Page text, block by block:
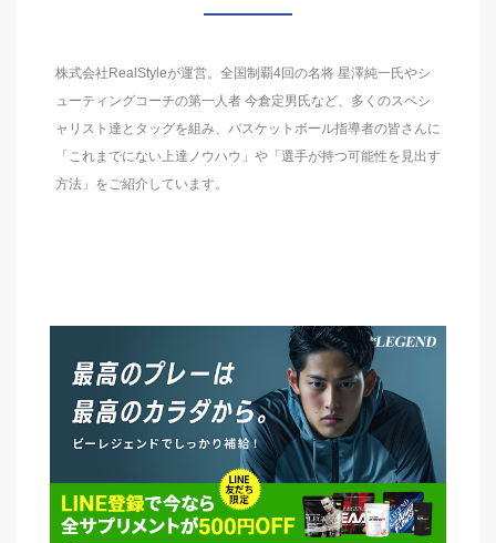
株式会社RealStyleが運営。全国制覇4回の名将 星澤純一氏やシ
ューティングコーチの第一人者 今倉定男氏など、多くのスペシ
ャリスト達とタッグを組み、バスケットボール指導者の皆さんに
「これまでにない上達ノウハウ」や「選手が持つ可能性を見出す
方法」をご紹介しています。